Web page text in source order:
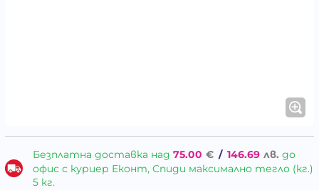
Безплатна доставка над 75.00 € / 146.69 лв. до
офис с куриер Еконт, Спиди максимално тегло (кг.)
5 кг.